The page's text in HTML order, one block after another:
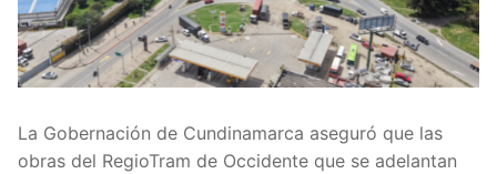
La Gobernación de Cundinamarca aseguró que las
obras del RegioTram de Occidente que se adelantan